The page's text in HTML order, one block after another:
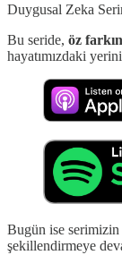
Duygusal Zeka
Bu seride, öz
hayatımızdaki
Bugün ise
şekillendirmeye